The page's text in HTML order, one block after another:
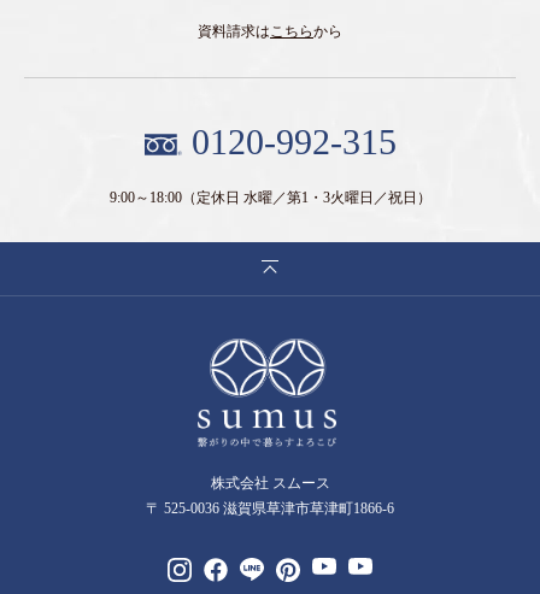
資料請求はこちらから
0120-992-315
9:00～18:00（定休日 水曜／第1・3火曜日／祝日）
株式会社 スムース
〒 525-0036 滋賀県草津市草津町1866-6